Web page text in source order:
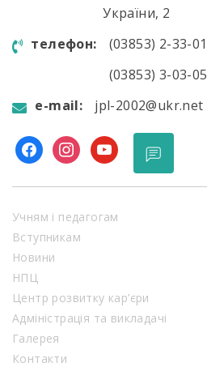
України, 2
телефон:
(03853) 2-33-01
(03853) 3-03-05
e-mail:
jpl-2002@ukr.net
facebookinstagram
youtube
Учням і педагогам
Вступникам
Новини
НПЦ
Центр розвитку кар’єри
Адміністрація та викладачі
Галерея
Контакти